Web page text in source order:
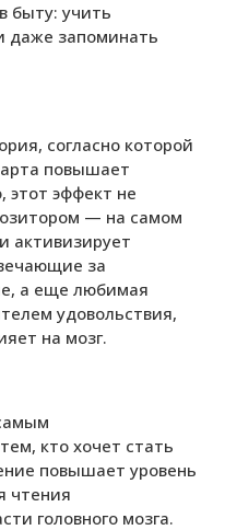
быту: учить
даже запоминать
согласно которой
повышает
этот эффект не
— на самом
активизирует
за
а еще любимая
удовольствия,
на мозг.
кто хочет стать
повышает уровень
чтения
головного мозга.